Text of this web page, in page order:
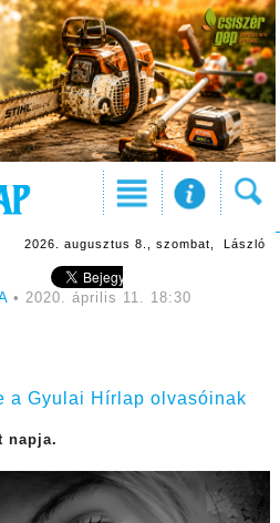
2026. augusztus 8., szombat, László
• 2020. április 11. 18:30
a Gyulai Hírlap olvasóinak
napja.